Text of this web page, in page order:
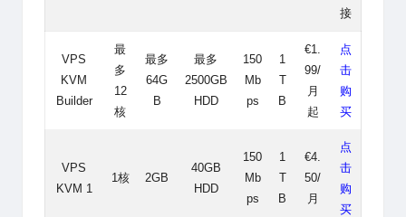
接
VPS
KVM
Builder
最
多
12
核
最多
64G
B
最多
2500GB
HDD
150
Mb
ps
1
T
B
€1.
99/
月
起
点
击
购
买
VPS
KVM 1
1核 2GB
40GB
HDD
150
Mb
ps
1
T
B
€4.
50/
月
点
击
购
买